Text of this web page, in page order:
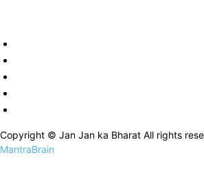
Copyright © Jan Jan ka Bharat All rights
MantraBrain